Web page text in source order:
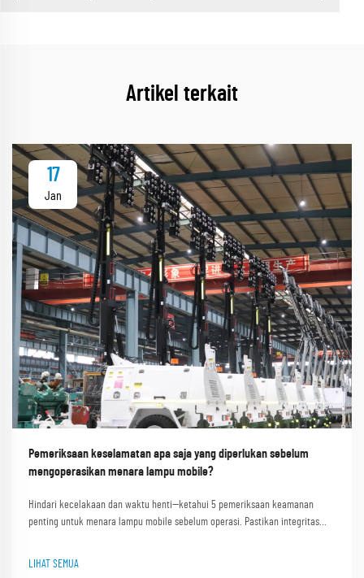
Artikel terkait
17
Jan
Pemeriksaan keselamatan apa saja yang diperlukan sebelum
mengoperasikan menara lampu mobile?
Hindari kecelakaan dan waktu henti—ketahui 5 pemeriksaan keamanan
penting untuk menara lampu mobile sebelum operasi. Pastikan integritas
LIHAT SEMUA